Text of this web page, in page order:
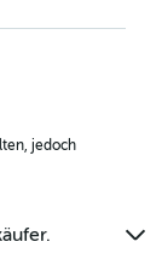
jedoch